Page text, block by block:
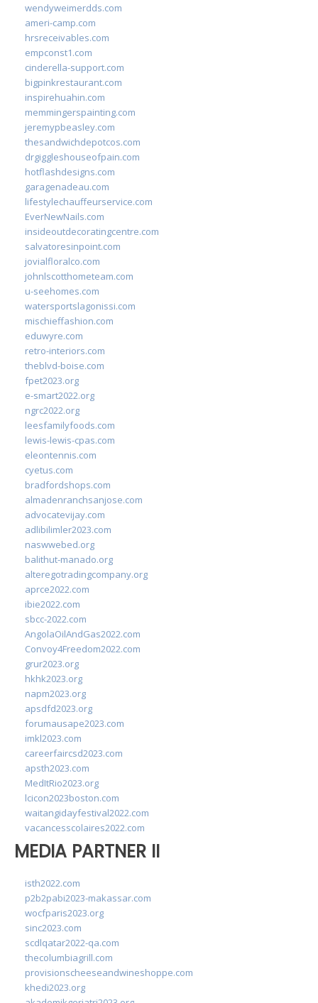
wendyweimerdds.com
ameri-camp.com
hrsreceivables.com
empconst1.com
cinderella-support.com
bigpinkrestaurant.com
inspirehuahin.com
memmingerspainting.com
jeremypbeasley.com
thesandwichdepotcos.com
drgiggleshouseofpain.com
hotflashdesigns.com
garagenadeau.com
lifestylechauffeurservice.com
EverNewNails.com
insideoutdecoratingcentre.com
salvatoresinpoint.com
jovialfloralco.com
johnlscotthometeam.com
u-seehomes.com
watersportslagonissi.com
mischieffashion.com
eduwyre.com
retro-interiors.com
theblvd-boise.com
fpet2023.org
e-smart2022.org
ngrc2022.org
leesfamilyfoods.com
lewis-lewis-cpas.com
eleontennis.com
cyetus.com
bradfordshops.com
almadenranchsanjose.com
advocatevijay.com
adlibilimler2023.com
naswwebed.org
balithut-manado.org
alteregotradingcompany.org
aprce2022.com
ibie2022.com
sbcc-2022.com
AngolaOilAndGas2022.com
Convoy4Freedom2022.com
grur2023.org
hkhk2023.org
napm2023.org
apsdfd2023.org
forumausape2023.com
imkl2023.com
careerfaircsd2023.com
apsth2023.com
MedItRio2023.org
lcicon2023boston.com
waitangidayfestival2022.com
vacancesscolaires2022.com
MEDIA PARTNER II
isth2022.com
p2b2pabi2023-makassar.com
wocfparis2023.org
sinc2023.com
scdlqatar2022-qa.com
thecolumbiagrill.com
provisionscheeseandwineshoppe.com
khedi2023.org